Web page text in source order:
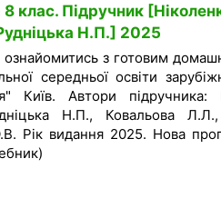
клас. Підручник
Н.П.] 2025
з готовим
середньої освіти
Київ. Автори
Н.П., Ковальова
Рік видання 2025. Нова